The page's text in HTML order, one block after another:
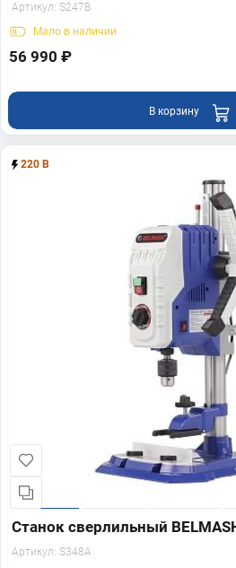
Артикул: S247B
Мало в наличии
56 990 ₽
В корзину
220 В
Станок сверлильный
Артикул: S348A